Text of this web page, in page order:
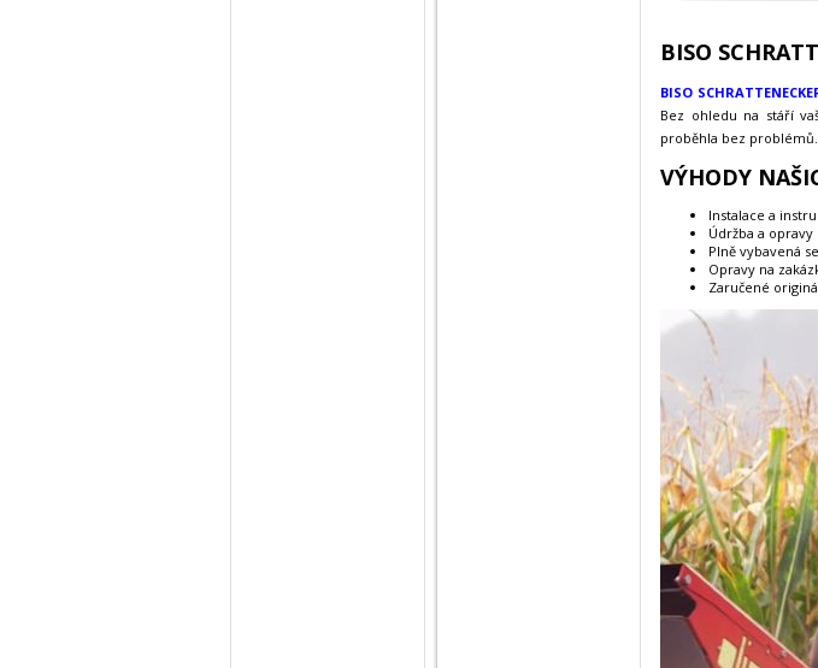
BISO
BISO
Bez ohledu na stáří
proběhla bez problémů.
VÝHODY
Instalace a
Údržba a opravy
Plně vybavená
Opravy na
Zaručené